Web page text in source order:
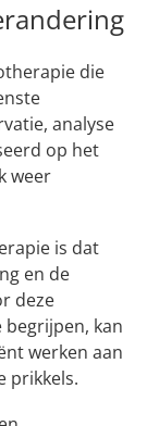
die
analyse
op het
weer
is dat
en de
deze
kan
werken aan
prikkels.